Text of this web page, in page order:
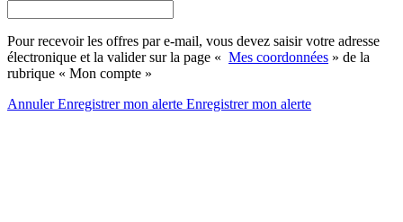
Pour recevoir les offres par e-mail, vous devez saisir votre adresse
électronique et la valider sur la page « Mes coordonnées » de la
rubrique « Mon compte »
AnnulerEnregistrer mon alerte Enregistrermon alerte